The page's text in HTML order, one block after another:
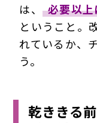
は、
必要以
ということ。
れているか、
う。
乾ききる